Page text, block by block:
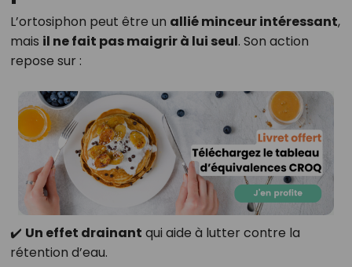
L’ortosiphon peut être un allié minceur intéressant,
mais il ne fait pas maigrir à lui seul. Son action
repose sur :
✔️ Un effet drainant qui aide à lutter contre la
rétention d’eau.